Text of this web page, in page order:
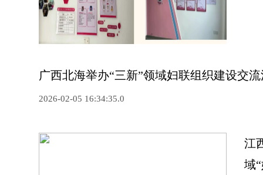
广西北海举办“三新”领域妇联组织建设交
2026-02-05 16:34:35.0
江
域